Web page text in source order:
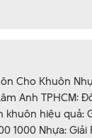
Cho Khuôn
Anh TPHCM:
khuôn hiệu quả:
1000 Nhựa: